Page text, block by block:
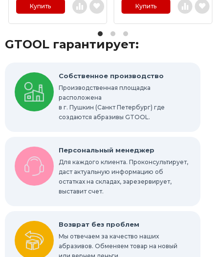
Отрезные круги по металлу
Шлифовальные гильзы
Шлифовальные абразивные губки, бруски
Радиальные шлифовальные круги
Конволютные круги
Абразивы для обработки труднодоступных
мест
Купить Купить
GTOOL гарантирует:
Собственное производство
Производственная площадка
расположена
в г. Пушкин (Санкт Петербург) где
создаются абразивы GTOOL.
Персональный менеджер
Для каждого клиента. Проконсультирует,
даст актуальную информацию об
остатках на складах, зарезервирует,
выставит счет.
Возврат без проблем
Мы отвечаем за качество наших
абразивов. Обменяем товар на новый